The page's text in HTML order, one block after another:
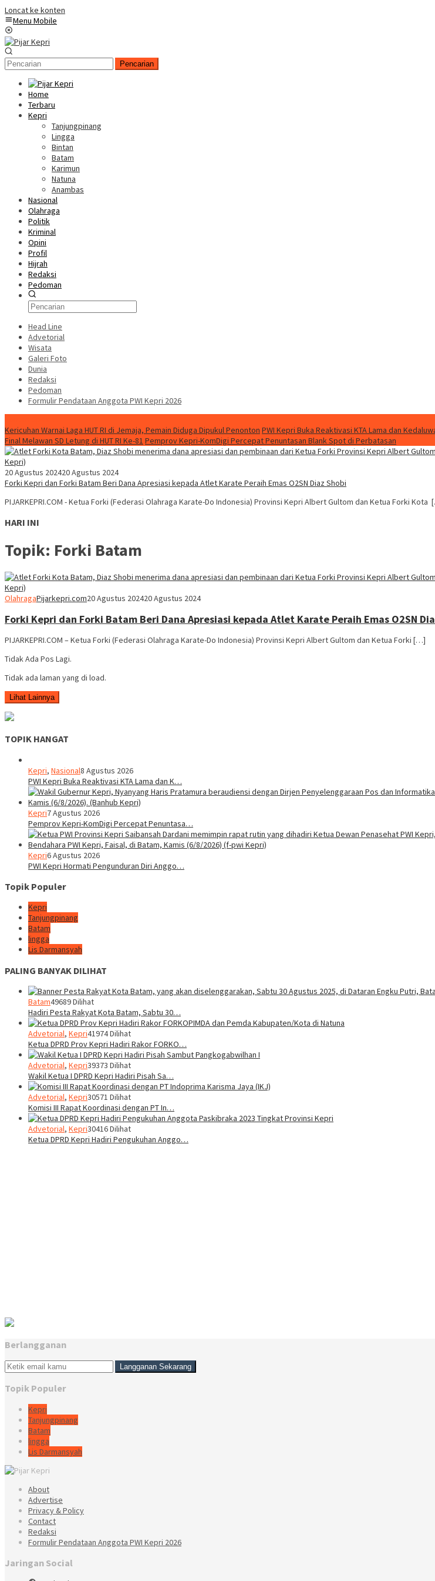
Loncat ke konten
Menu Mobile
Pencarian
Home
Terbaru
Kepri
Tanjungpinang
Lingga
Bintan
Batam
Karimun
Natuna
Anambas
Nasional
Olahraga
Politik
Kriminal
Opini
Profil
Hijrah
Redaksi
Pedoman
Head Line
Advetorial
Wisata
Galeri Foto
Dunia
Redaksi
Pedoman
Formulir Pendataan Anggota PWI Kepri 2026
Kericuhan Warnai Laga HUT RI di Jemaja, Pemain Diduga Dipukul Penonton PWI Kepri Buka Reaktivasi KTA Lama dan
Final Melawan SD Letung di HUT RI Ke-81 Pemprov Kepri-KomDigi Percepat Penuntasan Blank Spot di Perbatasan
20 Agustus 202420 Agustus 2024
Forki Kepri dan Forki Batam Beri Dana Apresiasi kepada Atlet Karate Peraih Emas O2SN Diaz Shobi
PIJARKEPRI.COM - Ketua Forki (Federasi Olahraga Karate-Do Indonesia) Provinsi Kepri Albert Gultom dan Ketua Forki Kota
HARI INI
Topik: Forki Batam
OlahragaPijarkepri.com20 Agustus 202420 Agustus 2024
Forki Kepri dan Forki Batam Beri Dana Apresiasi kepada Atlet Karate Peraih Emas O2SN
PIJARKEPRI.COM – Ketua Forki (Federasi Olahraga Karate-Do Indonesia) Provinsi Kepri Albert Gultom dan Ketua Forki […]
Tidak Ada Pos Lagi.
Tidak ada laman yang di load.
Lihat Lainnya
TOPIK HANGAT
Kepri, Nasional8 Agustus 2026
PWI Kepri Buka Reaktivasi KTA Lama dan K…
Kepri7 Agustus 2026
Pemprov Kepri-KomDigi Percepat Penuntasa…
Kepri6 Agustus 2026
PWI Kepri Hormati Pengunduran Diri Anggo…
Topik Populer
Kepri
Tanjungpinang
Batam
lingga
Lis Darmansyah
PALING BANYAK DILIHAT
Batam49689 Dilihat
Hadiri Pesta Rakyat Kota Batam, Sabtu 30…
Advetorial, Kepri41974 Dilihat
Ketua DPRD Prov Kepri Hadiri Rakor FORKO…
Advetorial, Kepri39373 Dilihat
Wakil Ketua I DPRD Kepri Hadiri Pisah Sa…
Advetorial, Kepri30571 Dilihat
Komisi III Rapat Koordinasi dengan PT In…
Advetorial, Kepri30416 Dilihat
Ketua DPRD Kepri Hadiri Pengukuhan Anggo…
Berlangganan
Topik Populer
Kepri
Tanjungpinang
Batam
lingga
Lis Darmansyah
About
Advertise
Privacy & Policy
Contact
Redaksi
Formulir Pendataan Anggota PWI Kepri 2026
Jaringan Social